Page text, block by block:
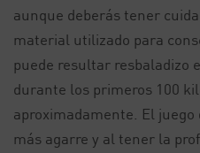
aunque deberás tener
material utilizado para
puede resultar resbaladizo
durante los primeros 100
aproximadamente. El
más agarre y al tener la